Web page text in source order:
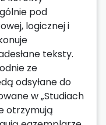
pod
logicznej i
teksty.
ze
odsyłane do
w „Studiach
otrzymują